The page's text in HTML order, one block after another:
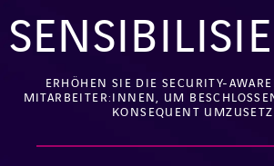
ERHÖHEN SIE DIE SECURITY-
MITARBEITER:INNEN, UM
ONSEQUENT